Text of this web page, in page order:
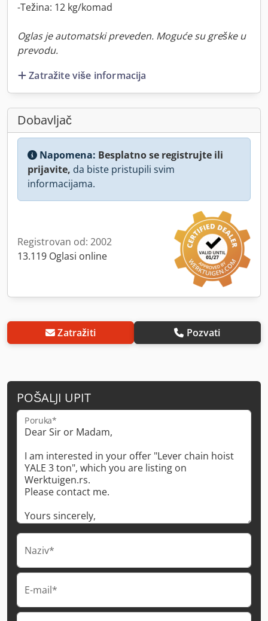
-Težina: 12 kg/komad
Oglas je automatski preveden. Moguće su greške u
prevodu.
Zatražite više informacija
Dobavljač
Napomena: Besplatno se registrujte ili
prijavite, da biste pristupili svim
informacijama.
Registrovan od: 2002
13.119 Oglasi online
Zatražiti Pozvati
POŠALJI UPIT
Poruka*
Naziv*
E-mail*